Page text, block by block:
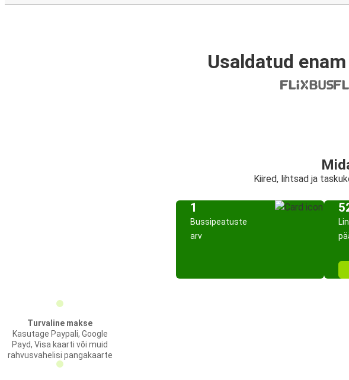
Usaldatud
Kiired, lihtsad ja
1
Bussipeatuste
arv
Turvaline makse
Kasutage Paypali, Google
Payd, Visa kaarti või muid
rahvusvahelisi pangakaarte